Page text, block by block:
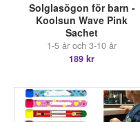
Solglasögon för barn -
Koolsun Wave Pink
Sachet
1-5 år och 3-10 år
189 kr